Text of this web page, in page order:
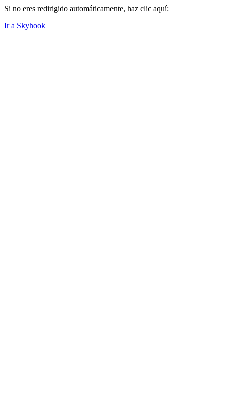
Si no eres redirigido automáticamente, haz clic aquí:
Ir a Skyhook